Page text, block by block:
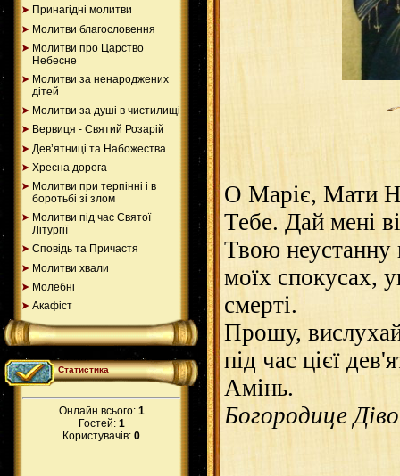
Принагідні молитви
Молитви благословення
Молитви про Царство
Небесне
Mолитви за ненароджених
дітей
Молитви за душі в чистилищі
Вервиця - Святий Розарій
Дев’ятниці та Набожества
Хресна дорога
Молитви при терпінні і в
боротьбі зі злом
Mолитви під час Святої
Літургії
Сповідь та Причастя
Молитви хвали
Молебні
Акафіст
Статистика
Онлайн всього: 1
Гостей: 1
Користувачів: 0
О Маріє, Мати
Тебе. Дай мені
Твою неустанну
моїх спокусах,
смерті.
Прошу,
під час цієї
Амінь.
Богородице